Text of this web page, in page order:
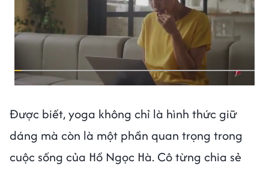
Được biết, yoga không chỉ là hình thức giữ
dáng mà còn là một phần quan trọng trong
cuộc sống của Hồ Ngọc Hà. Cô từng chia sẻ